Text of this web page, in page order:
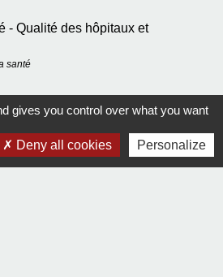
- Qualité des hôpitaux et
santé
une erreur sur cette page
gives you control over what you want
Deny all cookies Personalize